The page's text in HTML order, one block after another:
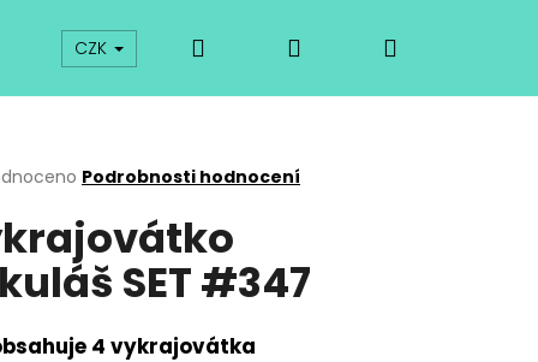
Kurzy Odkazy O vykrajovátkách
CZK Přihlášení
Podrobnosti hodnocení
SET #347
4 vykrajovátka